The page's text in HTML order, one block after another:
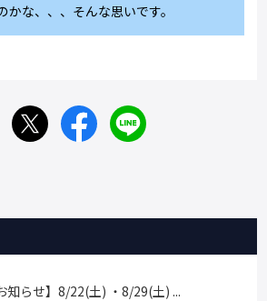
かな、、、そんな思いです。
知らせ】8/22(土) ・8/29(土) ...